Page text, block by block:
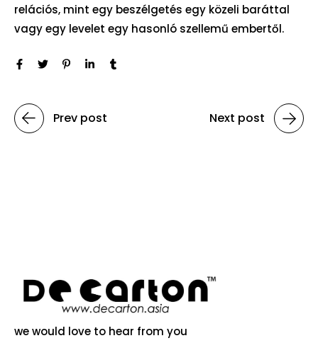
relációs, mint egy beszélgetés egy közeli baráttal
vagy egy levelet egy hasonló szellemű embertől.
Prev post Next post
we would love to hear from you